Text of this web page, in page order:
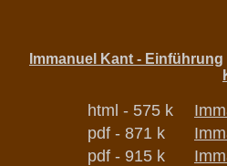
Immanuel Kant - Einführung
html - 575 k
pdf - 871 k
pdf - 915 k